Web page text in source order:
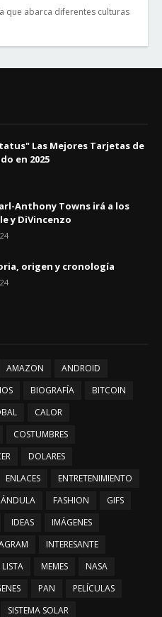
que abarca diferentes culturas
Las Mejores Tarjetas de
en 2025
Anthony Towns irá a los
y DiVincenzo
origen y cronología
AMAZON
ANDROID
BIOGRAFÍA
BITCOIN
CALOR
COSTUMBRES
DOLARES
ENLACES
ENTRETENIMIENTO
FASHION
GIFS
IDEAS
IMÁGENES
INTERESANTE
LISTA MEMES
NASA
PAN
PELÍCULAS
SISTEMA SOLAR